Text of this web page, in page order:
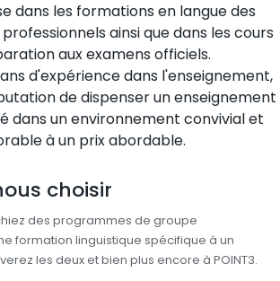
dans les formations en langue des
ainsi que dans les cours
aux examens officiels.
d'expérience dans l'enseignement,
de dispenser un enseignement
dans un environnement convivial et
à un prix abordable.
choisir
des programmes de groupe
formation linguistique spécifique à un
les deux et bien plus encore à POINT3.